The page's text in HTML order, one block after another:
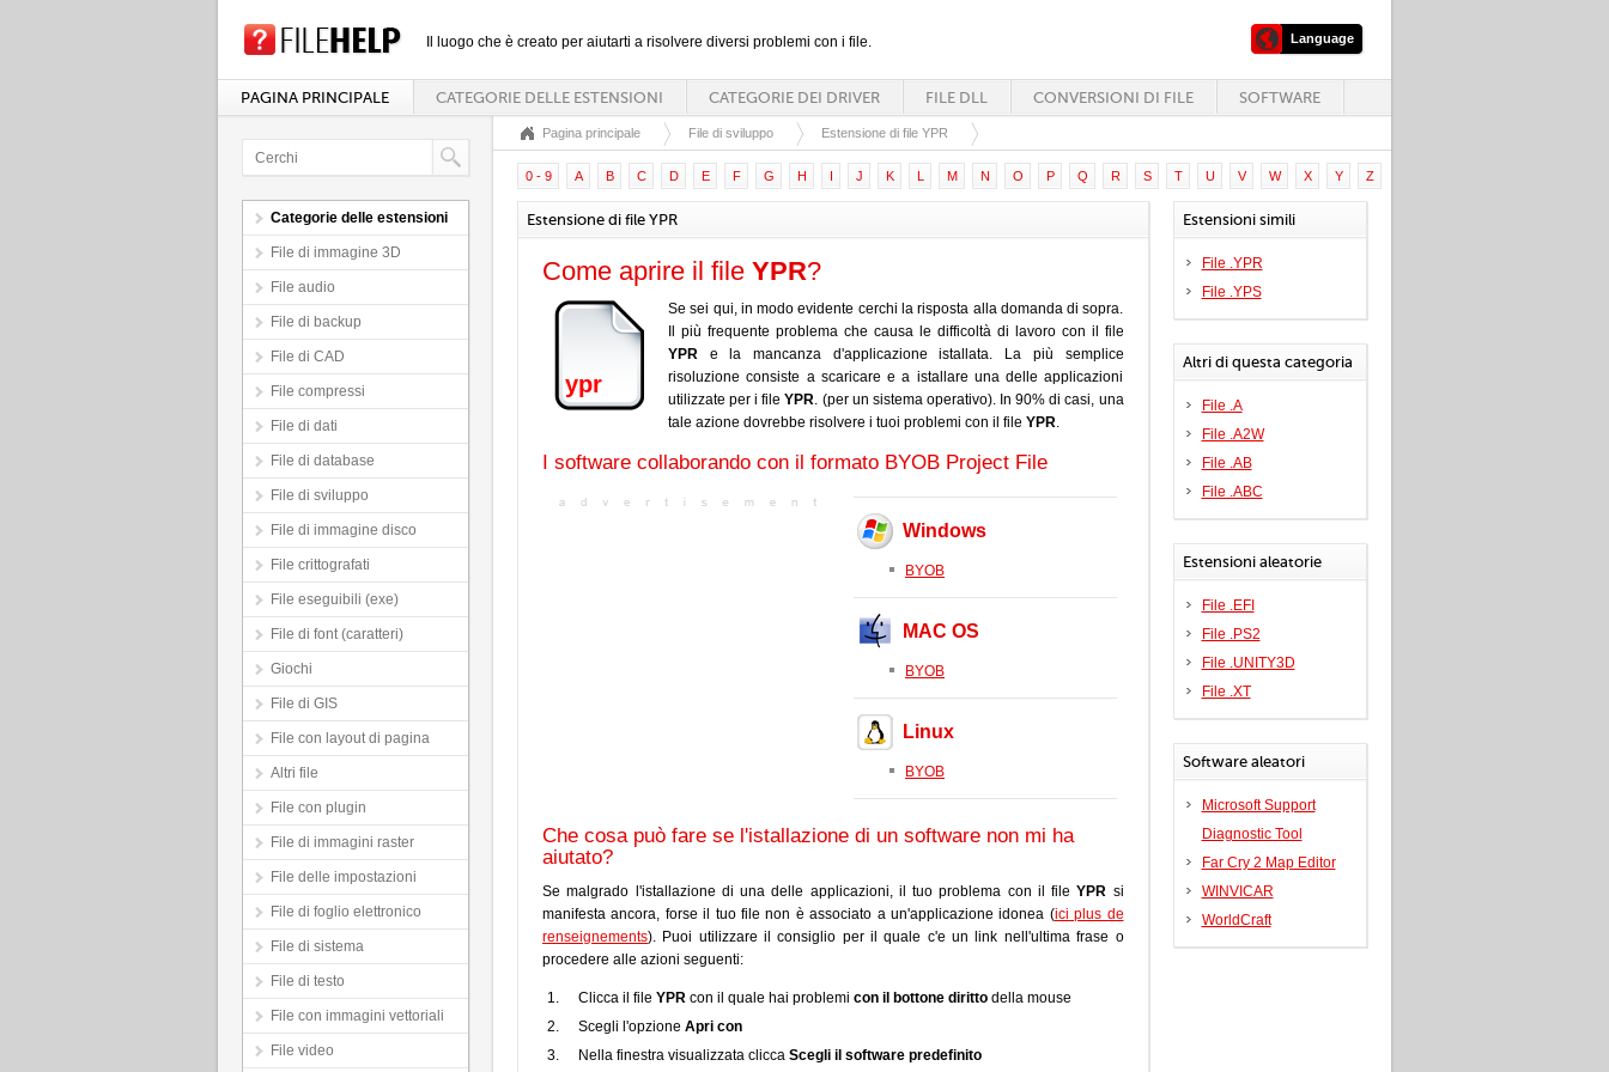
Il luogo che è creato per aiutarti a risolvere diversi problemi con i file. Language
PAGINA PRINCIPALE CATEGORIE DELLE ESTENSIONI CATEGORIE DEI DRIVER FILE DLL CONVERSIONI DI FILE SOFTWARE
Categorie delle estensioni
File di immagine 3D
File audio
File di backup
File di CAD
File compressi
File di dati
File di database
File di sviluppo
File di immagine disco
File crittografati
File eseguibili (exe)
File di font (caratteri)
Giochi
File di GIS
File con layout di pagina
Altri file
File con plugin
File di immagini raster
File delle impostazioni
File di foglio elettronico
File di sistema
File di testo
File con immagini vettoriali
File video
Pagina principale File di sviluppo Estensione di file YPR
0 - 9 A B C D E F G H I J K L M N O P Q R S T U V W X Y Z
Estensione di file YPR
Come aprire il file YPR?
ypr
Se sei qui, in modo evidente cerchi la risposta alla domanda di sopra.
Il più frequente problema che causa le difficoltà di lavoro con il file
YPR e la mancanza d'applicazione istallata. La più semplice
risoluzione consiste a scaricare e a istallare una delle applicazioni
utilizzate per i fileYPR. (per un sistema operativo). In 90% di casi, una
tale azione dovrebbe risolvere i tuoi problemi con il file YPR.
I software collaborando con il formato BYOB Project File
Windows
BYOB
MAC OS
BYOB
Linux
BYOB
Che cosa può fare se l'istallazione di un software non mi ha
aiutato?
Se malgrado l'istallazione di una delle applicazioni, il tuo problema con il fileYPR si
manifesta ancora, forse il tuo file non è associato a un'applicazione idonea (ici plus de
renseignements). Puoi utilizzare il consiglio per il quale c'e un link nell'ultima frase o
procedere alle azioni seguenti:
Clicca il file YPR con il quale hai problemi con il bottone diritto della mouse
Scegli l'opzione Apri con
Nella finestra visualizzata clicca Scegli il software predefinito
Estensioni simili
File .YPR
File .YPS
Altri di questa categoria
File .A
File .A2W
File .AB
File .ABC
Estensioni aleatorie
File .EFI
File .PS2
File .UNITY3D
File .XT
Software aleatori
Microsoft Support
Diagnostic Tool
Far Cry 2 Map Editor
WINVICAR
WorldCraft